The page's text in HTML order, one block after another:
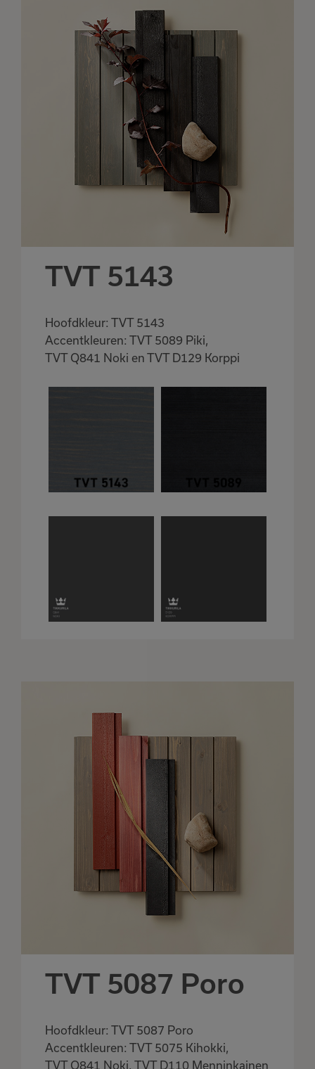
TVT 5143
Hoofdkleur: TVT 5143
Accentkleuren: TVT 5089 Piki,
TVT Q841 Noki en TVT D129 Korppi
TVT 5087 Poro
Hoofdkleur: TVT 5087 Poro
Accentkleuren: TVT 5075 Kihokki,
TVT Q841 Noki, TVT D110 Menninkainen
Verder winkelen
favorieten